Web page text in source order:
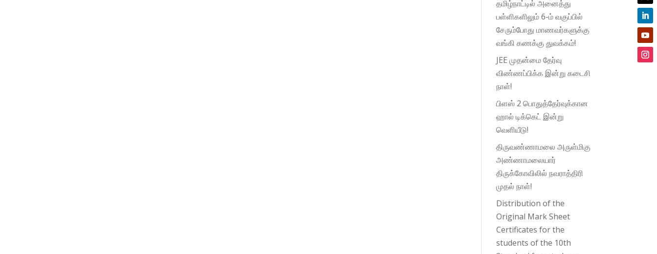
தமிழ்நாட்டில் அனைத்து
பள்ளிகளிலும் 6-ம் வகுப்பில்
சேரும்போது மாணவர்களுக்கு
வங்கி கணக்கு துவக்கம்!
JEE முதன்மை தேர்வு
விண்ணப்பிக்க இன்று கடைசி
நாள்!
பிளஸ் 2 பொதுத்தேர்வுக்கான
ஹால் டிக்கெட் இன்று
வெளியீடு!
திருவண்ணாமலை அருள்மிகு
அண்ணாமலையார்
திருக்கோவிலில் நவராத்திரி
முதல் நாள்!
Distribution of the
Original Mark Sheet
Certificates for the
students of the 10th